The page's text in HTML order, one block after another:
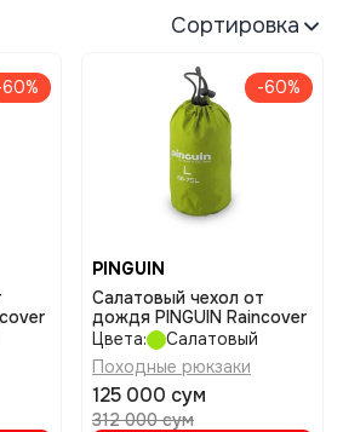
Сортировка
-60%
PINGUIN
Салатовый чехол от
дождя PINGUIN Raincover
Цвета:
Салатовый
Походные рюкзаки
125 000 сум
312 000 сум